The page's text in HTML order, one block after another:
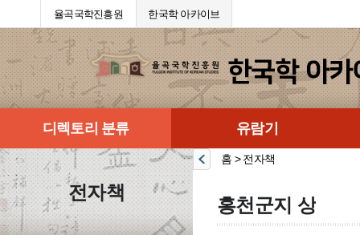
율곡국학진흥원 한국학 아카이브
디렉토리 분류 유람기
전자책
홈 > 전자책
홍천군지 상